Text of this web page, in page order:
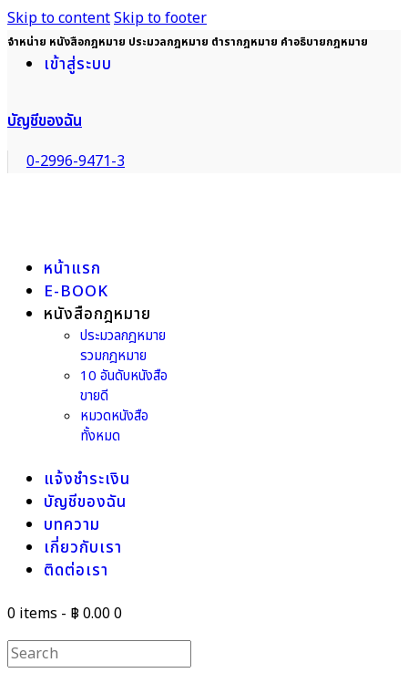
Skip to contentSkip to footer
จำหน่าย หนังสือกฎหมาย ประมวลกฎหมาย ตำรากฎหมาย คำอธิบายกฎหมาย
เข้าสู่ระบบ
บัญชีของฉัน
0-2996-9471-3
หน้าแรก
E-BOOK
หนังสือกฎหมาย
ประมวลกฎหมาย
รวมกฎหมาย
10 อันดับหนังสือ
ขายดี
หมวดหนังสือ
ทั้งหมด
แจ้งชำระเงิน
บัญชีของฉัน
บทความ
เกี่ยวกับเรา
ติดต่อเรา
0 items - ฿ 0.000